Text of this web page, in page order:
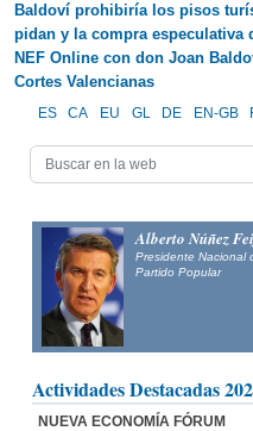
Baldoví prohibiría los pisos
pidan y la compra especulativa
NEF Online con don Joan
Cortes Valencianas
ES CA EU GL DE EN-GB
Alberto Núñez
Presidente Nacional
Partido Popular
Actividades Destacadas
NUEVA ECONOMÍA FÓRUM